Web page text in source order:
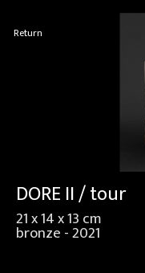
Return
DORE II / tour
21 x 14 x 13 cm
bronze - 2021